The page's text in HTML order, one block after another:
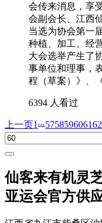
会传来消息，享
会副会长、江西
当选为协会第一
种植、加工、经
大会选举产生了
事单位和理事，
程（草案）》、
6394 人看过
上一页1...575859606162
仙客来有机灵
亚运会官方供